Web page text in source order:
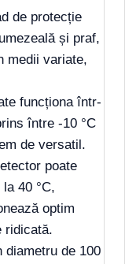
de protecție
și praf,
medii variate,
funcționa într-
între -10 °C
de versatil.
poate
40 °C,
optim
ridicată.
diametru de 100